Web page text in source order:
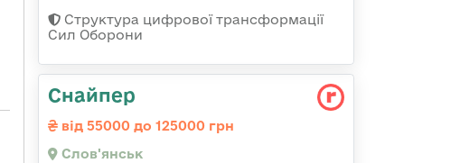
Структура цифрової трансформації
Сил Оборони
Снайпер
від 55000 до 125000 грн
Слов'янськ